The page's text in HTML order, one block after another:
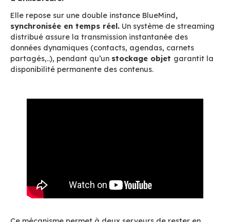
Supprimer un message par erreur, ça arrive à
monde. BlueMind évite que cela ne devienne
d’État grâce àune corbeille « à double fond
chaque utilisateur peut chercher et restaurer
effacé lui-même, même après avoir vidé sa